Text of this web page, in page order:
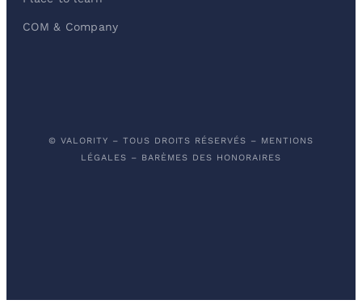
COM & Company
© VALORITY – TOUS DROITS RÉSERVÉS – MENTIONS
LÉGALES – BARÈMES DES HONORAIRES